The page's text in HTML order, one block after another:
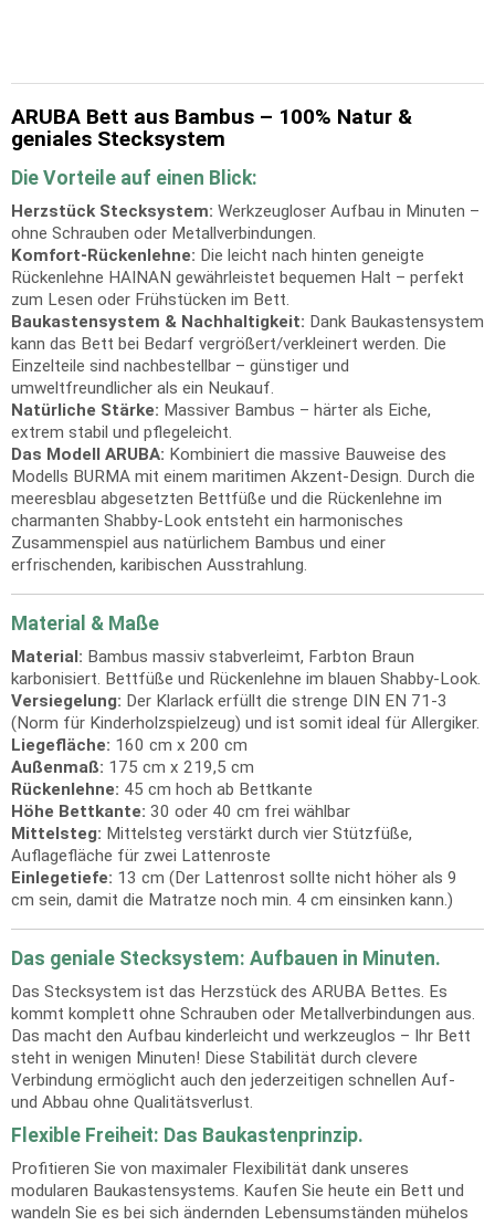
ARUBA Bett aus Bambus – 100% Natur &
geniales Stecksystem
Die Vorteile auf einen Blick:
Herzstück Stecksystem: Werkzeugloser Aufbau in Minuten –
ohne Schrauben oder Metallverbindungen.
Komfort-Rückenlehne: Die leicht nach hinten geneigte
Rückenlehne HAINAN gewährleistet bequemen Halt – perfekt
zum Lesen oder Frühstücken im Bett.
Baukastensystem & Nachhaltigkeit: Dank Baukastensystem
kann das Bett bei Bedarf vergrößert/verkleinert werden. Die
Einzelteile sind nachbestellbar – günstiger und
umweltfreundlicher als ein Neukauf.
Natürliche Stärke: Massiver Bambus – härter als Eiche,
extrem stabil und pflegeleicht.
Das Modell ARUBA: Kombiniert die massive Bauweise des
Modells BURMA mit einem maritimen Akzent-Design. Durch die
meeresblau abgesetzten Bettfüße und die Rückenlehne im
charmanten Shabby-Look entsteht ein harmonisches
Zusammenspiel aus natürlichem Bambus und einer
erfrischenden, karibischen Ausstrahlung.
Material & Maße
Material: Bambus massiv stabverleimt, Farbton Braun
karbonisiert. Bettfüße und Rückenlehne im blauen Shabby-Look.
Versiegelung: Der Klarlack erfüllt die strenge DIN EN 71-3
(Norm für Kinderholzspielzeug) und ist somit ideal für Allergiker.
Liegefläche: 160 cm x 200 cm
Außenmaß: 175 cm x 219,5 cm
Rückenlehne: 45 cm hoch ab Bettkante
Höhe Bettkante: 30 oder 40 cm frei wählbar
Mittelsteg: Mittelsteg verstärkt durch vier Stützfüße,
Auflagefläche für zwei Lattenroste
Einlegetiefe: 13 cm (Der Lattenrost sollte nicht höher als 9
cm sein, damit die Matratze noch min. 4 cm einsinken kann.)
Das geniale Stecksystem: Aufbauen in Minuten.
Das Stecksystem ist das Herzstück des ARUBA Bettes. Es
kommt komplett ohne Schrauben oder Metallverbindungen aus.
Das macht den Aufbau kinderleicht und werkzeuglos – Ihr Bett
steht in wenigen Minuten! Diese Stabilität durch clevere
Verbindung ermöglicht auch den jederzeitigen schnellen Auf-
und Abbau ohne Qualitätsverlust.
Flexible Freiheit: Das Baukastenprinzip.
Profitieren Sie von maximaler Flexibilität dank unseres
modularen Baukastensystems. Kaufen Sie heute ein Bett und
wandeln Sie es bei sich ändernden Lebensumständen mühelos